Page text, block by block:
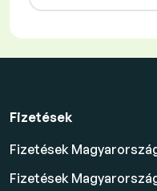
Fizetések
Fizetések
Fizetések